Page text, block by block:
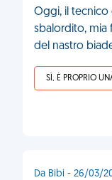
Oggi, il tecnico
sbalordito, mia
del nastro
SÌ, È PROPRIO
Da Bibi - 26/03/